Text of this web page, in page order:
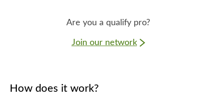
Are you a qualify pro?
Join our network
How does it work?